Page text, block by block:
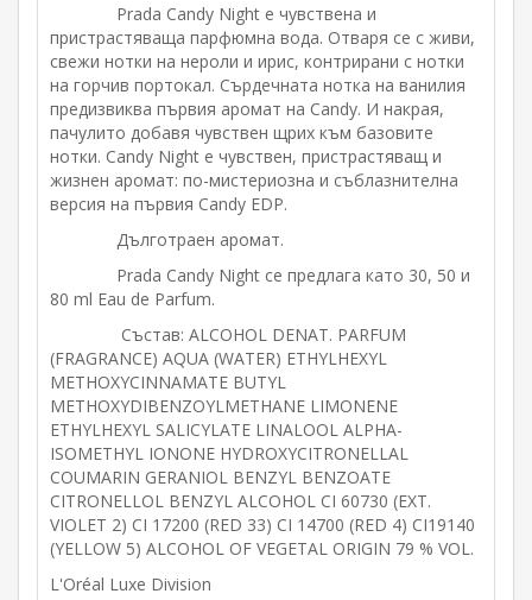
Prada Candy Night е чувствена и
пристрастяваща парфюмна вода. Отваря се с живи,
свежи нотки на нероли и ирис, контрирани с нотки
на горчив портокал. Сърдечната нотка на ванилия
предизвиква първия аромат на Candy. И накрая,
пачулито добавя чувствен щрих към базовите
нотки. Candy Night е чувствен, пристрастяващ и
жизнен аромат: по-мистериозна и съблазнителна
версия на първия Candy EDP.
Дълготраен аромат.
Prada Candy Night се предлага като 30, 50 и
80 ml Eau de Parfum.
Състав: ALCOHOL DENAT. PARFUM
(FRAGRANCE) AQUA (WATER) ETHYLHEXYL
METHOXYCINNAMATE BUTYL
METHOXYDIBENZOYLMETHANE LIMONENE
ETHYLHEXYL SALICYLATE LINALOOL ALPHA-
ISOMETHYL IONONE HYDROXYCITRONELLAL
COUMARIN GERANIOL BENZYL BENZOATE
CITRONELLOL BENZYL ALCOHOL CI 60730 (EXT.
VIOLET 2) CI 17200 (RED 33) CI 14700 (RED 4) CI19140
(YELLOW 5) ALCOHOL OF VEGETAL ORIGIN 79 % VOL.
L'Oréal Luxe Division